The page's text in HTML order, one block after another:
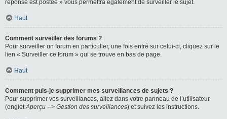
réponse est postée » vous permettra également de surveiller le sujet.
Haut
Comment surveiller des forums ?
Pour surveiller un forum en particulier, une fois entré sur celui-ci, cliquez sur le
lien « Surveiller ce forum » qui se trouve en bas de page.
Haut
Comment puis-je supprimer mes surveillances de sujets ?
Pour supprimer vos surveillances, allez dans votre panneau de l’utilisateur
(ongletAperçu --> Gestion des surveillances) et suivez les instructions.